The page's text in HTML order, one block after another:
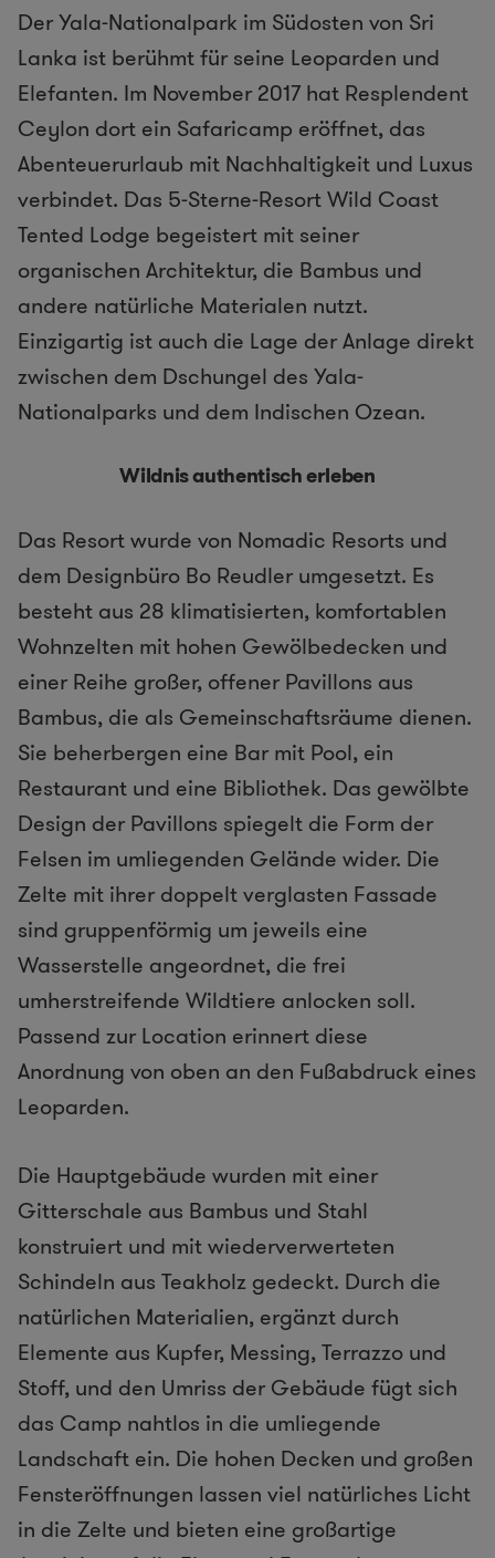
Der Yala-Nationalpark im Südosten von Sri
Lanka ist berühmt für seine Leoparden und
Elefanten. Im November 2017 hat Resplendent
Ceylon dort ein Safaricamp eröffnet, das
Abenteuerurlaub mit Nachhaltigkeit und Luxus
verbindet. Das 5-Sterne-Resort Wild Coast
Tented Lodge begeistert mit seiner
organischen Architektur, die Bambus und
andere natürliche Materialen nutzt.
Einzigartig ist auch die Lage der Anlage direkt
zwischen dem Dschungel des Yala-
Nationalparks und dem Indischen Ozean.
Wildnis authentisch erleben
Das Resort wurde von Nomadic Resorts und
dem Designbüro Bo Reudler umgesetzt. Es
besteht aus 28 klimatisierten, komfortablen
Wohnzelten mit hohen Gewölbedecken und
einer Reihe großer, offener Pavillons aus
Bambus, die als Gemeinschaftsräume dienen.
Sie beherbergen eine Bar mit Pool, ein
Restaurant und eine Bibliothek. Das gewölbte
Design der Pavillons spiegelt die Form der
Felsen im umliegenden Gelände wider. Die
Zelte mit ihrer doppelt verglasten Fassade
sind gruppenförmig um jeweils eine
Wasserstelle angeordnet, die frei
umherstreifende Wildtiere anlocken soll.
Passend zur Location erinnert diese
Anordnung von oben an den Fußabdruck eines
Leoparden.
Die Hauptgebäude wurden mit einer
Gitterschale aus Bambus und Stahl
konstruiert und mit wiederverwerteten
Schindeln aus Teakholz gedeckt. Durch die
natürlichen Materialien, ergänzt durch
Elemente aus Kupfer, Messing, Terrazzo und
Stoff, und den Umriss der Gebäude fügt sich
das Camp nahtlos in die umliegende
Landschaft ein. Die hohen Decken und großen
Fensteröffnungen lassen viel natürliches Licht
in die Zelte und bieten eine großartige